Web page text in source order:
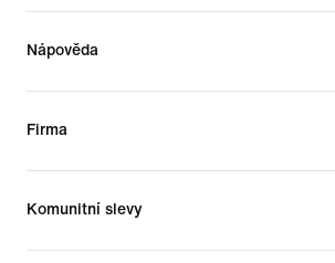
Nápověda
Firma
Komunitní slevy